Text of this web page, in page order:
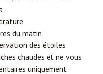
du matin
des étoiles
chaudes et ne vous
uniquement